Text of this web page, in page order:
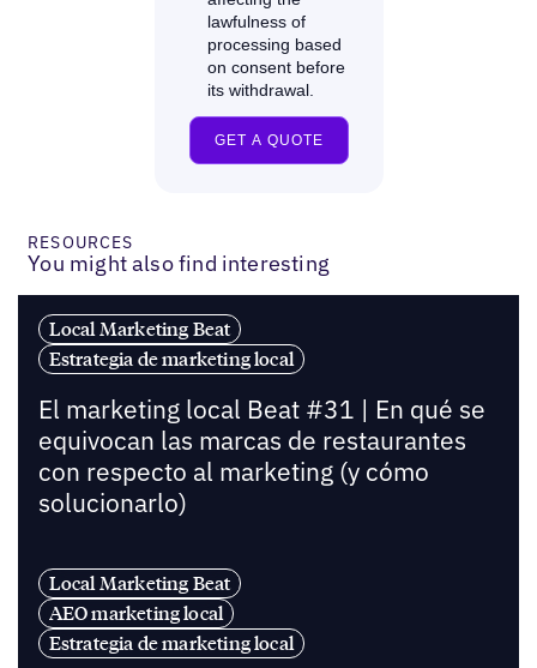
RESOURCES
You might also find interesting
Local Marketing Beat
Estrategia de marketing local
El marketing local Beat #31 | En qué se
equivocan las marcas de restaurantes
con respecto al marketing (y cómo
solucionarlo)
Local Marketing Beat
AEO marketing local
Estrategia de marketing local